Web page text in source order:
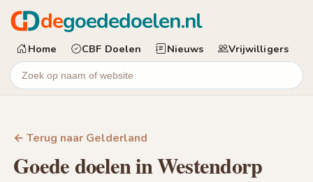
degoededoelen.nl
Home CBF Doelen Nieuws Vrijwilligers
← Terug naar Gelderland
Goede doelen in Westendorp